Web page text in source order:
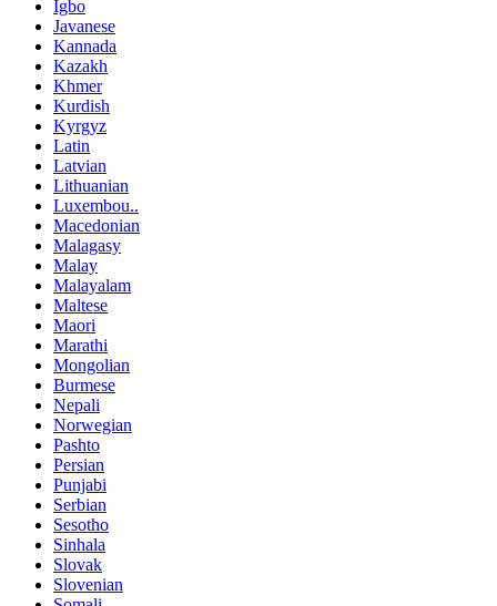
Igbo
Javanese
Kannada
Kazakh
Khmer
Kurdish
Kyrgyz
Latin
Latvian
Lithuanian
Luxembou..
Macedonian
Malagasy
Malay
Malayalam
Maltese
Maori
Marathi
Mongolian
Burmese
Nepali
Norwegian
Pashto
Persian
Punjabi
Serbian
Sesotho
Sinhala
Slovak
Slovenian